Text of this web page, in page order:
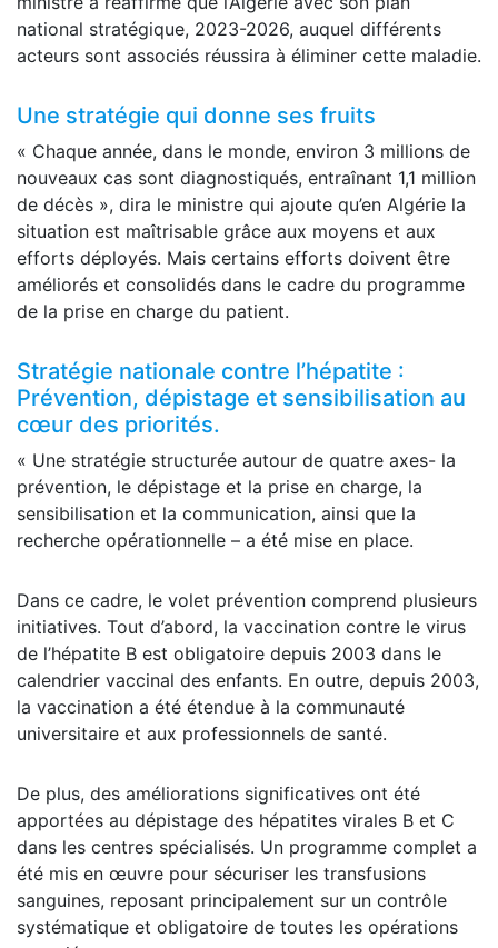
national stratégique, 2023-2026, auquel différents
acteurs sont associés réussira à éliminer cette maladie.
Une stratégie qui donne ses fruits
« Chaque année, dans le monde, environ 3 millions de
nouveaux cas sont diagnostiqués, entraînant 1,1 million
de décès », dira le ministre qui ajoute qu’en Algérie la
situation est maîtrisable grâce aux moyens et aux
efforts déployés. Mais certains efforts doivent être
améliorés et consolidés dans le cadre du programme
de la prise en charge du patient.
Stratégie nationale contre l’hépatite :
Prévention, dépistage et sensibilisation au
cœur des priorités.
« Une stratégie structurée autour de quatre axes- la
prévention, le dépistage et la prise en charge, la
sensibilisation et la communication, ainsi que la
recherche opérationnelle – a été mise en place.
Dans ce cadre, le volet prévention comprend plusieurs
initiatives. Tout d’abord, la vaccination contre le virus
de l’hépatite B est obligatoire depuis 2003 dans le
calendrier vaccinal des enfants. En outre, depuis 2003,
la vaccination a été étendue à la communauté
universitaire et aux professionnels de santé.
De plus, des améliorations significatives ont été
apportées au dépistage des hépatites virales B et C
dans les centres spécialisés. Un programme complet a
été mis en œuvre pour sécuriser les transfusions
sanguines, reposant principalement sur un contrôle
systématique et obligatoire de toutes les opérations